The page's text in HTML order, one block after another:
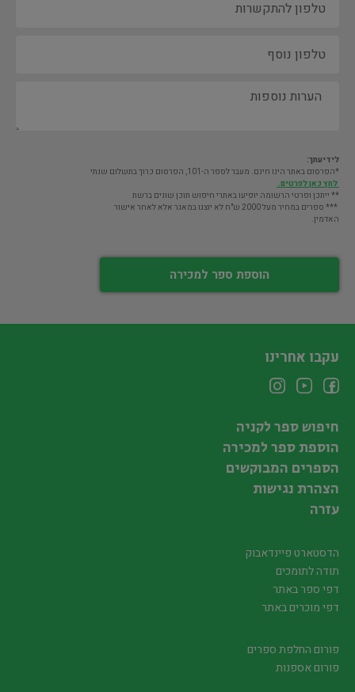
לידיעתך:
*הפרסום באתר הינו חינם. מעבר לספר ה-101, הפרסום כרוך בתשלום שנתי
לחץ כאן לפרטים.
** ייתכן ופרטי הרשומה יופיעו באתרי חיפוש תוכן שונים ברשת
*** ספרים במחיר מעל 2000 ש"ח לא יוצגו במאגר אלא לאחר אישור
האדמין.
הוספת ספר למכירה
עקבו אחרינו
חיפוש ספר לקניה
הוספת ספר למכירה
הספרים המבוקשים
הצהרת נגישות
עזרה
הדסטארט פיינדאבוק
תודה לתומכים
דפי ספר באתר
דפי מוכרים באתר
פורום החלפת ספרים
פורום אספנות